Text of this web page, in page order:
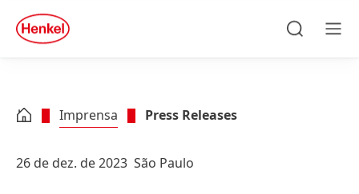
Skip to footer
quick
search
Imprensa Press Releases
26 de dez. de 2023 São Paulo